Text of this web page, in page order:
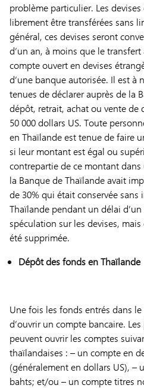
problème particulier. Les
librement être transférées sans
général, ces devises seront
d’un an, à moins que le
compte ouvert en devises
d’une banque autorisée. Il est à
tenues de déclarer auprès de la
dépôt, retrait, achat ou vente de
50 000 dollars US. Toute
en Thaïlande est tenue de faire
si leur montant est égal ou
contrepartie de ce montant dans
la Banque de Thaïlande avait
de 30% qui était conservée sans
Thaïlande pendant un délai
spéculation sur les devises,
été supprimée.
Dépôt des fonds en Thaïlande
Une fois les fonds entrés dans
d’ouvrir un compte bancaire.
peuvent ouvrir les comptes
thaïlandaises : – un compte en
(généralement en dollars US), –
bahts; et/ou – un compte titres